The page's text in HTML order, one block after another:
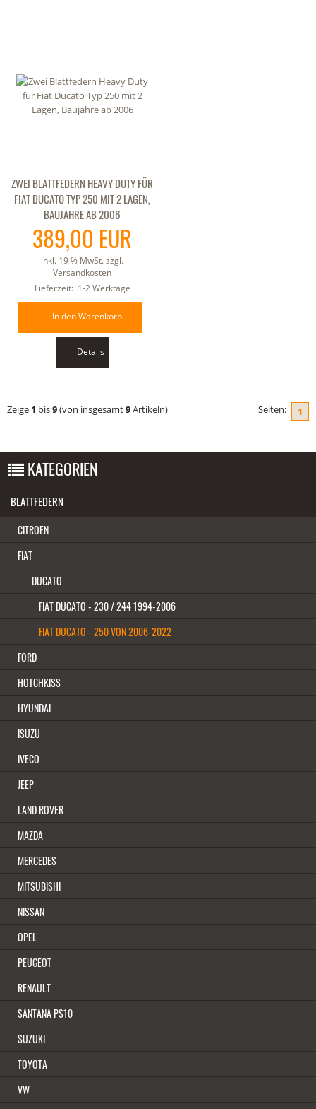
ZWEI BLATTFEDERN HEAVY DUTY FÜR
FIAT DUCATO TYP 250 MIT 2 LAGEN,
BAUJAHRE AB 2006
389,00 EUR
inkl. 19 % MwSt. zzgl.
Versandkosten
Lieferzeit: 1-2 Werktage
In den Warenkorb
Details
Zeige 1 bis9(von insgesamt9Artikeln) Seiten: 1
KATEGORIEN
BLATTFEDERN
CITROEN
FIAT
DUCATO
FIAT DUCATO - 230 / 244 1994-2006
FIAT DUCATO - 250 VON 2006-2022
FORD
HOTCHKISS
HYUNDAI
ISUZU
IVECO
JEEP
LAND ROVER
MAZDA
MERCEDES
MITSUBISHI
NISSAN
OPEL
PEUGEOT
RENAULT
SANTANA PS10
SUZUKI
TOYOTA
VW